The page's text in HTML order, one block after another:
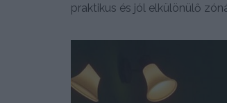
praktikus és jól elkülönülő